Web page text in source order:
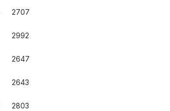
2707
2992
2647
2643
2803